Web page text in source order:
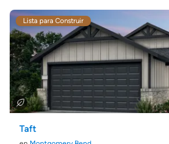
Lista para Construir
Taft